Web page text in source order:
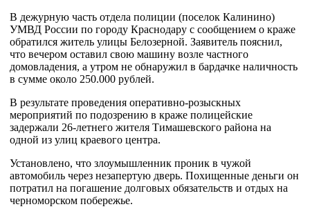
В дежурную часть отдела полиции (поселок Калинино)
УМВД России по городу Краснодару с сообщением о краже
обратился житель улицы Белозерной. Заявитель пояснил,
что вечером оставил свою машину возле частного
домовладения, а утром не обнаружил в бардачке наличность
в сумме около 250.000 рублей.
В результате проведения оперативно-розыскных
мероприятий по подозрению в краже полицейские
задержали 26-летнего жителя Тимашевского района на
одной из улиц краевого центра.
Установлено, что злоумышленник проник в чужой
автомобиль через незапертую дверь. Похищенные деньги он
потратил на погашение долговых обязательств и отдых на
черноморском побережье.